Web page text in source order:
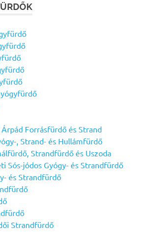
Forrásfürdő és Strand
, Strand- és Hullámfürdő
Strandfürdő és Uszoda
Sós-jódos Gyógy- és Strandfürdő
és Strandfürdő
Strandfürdő